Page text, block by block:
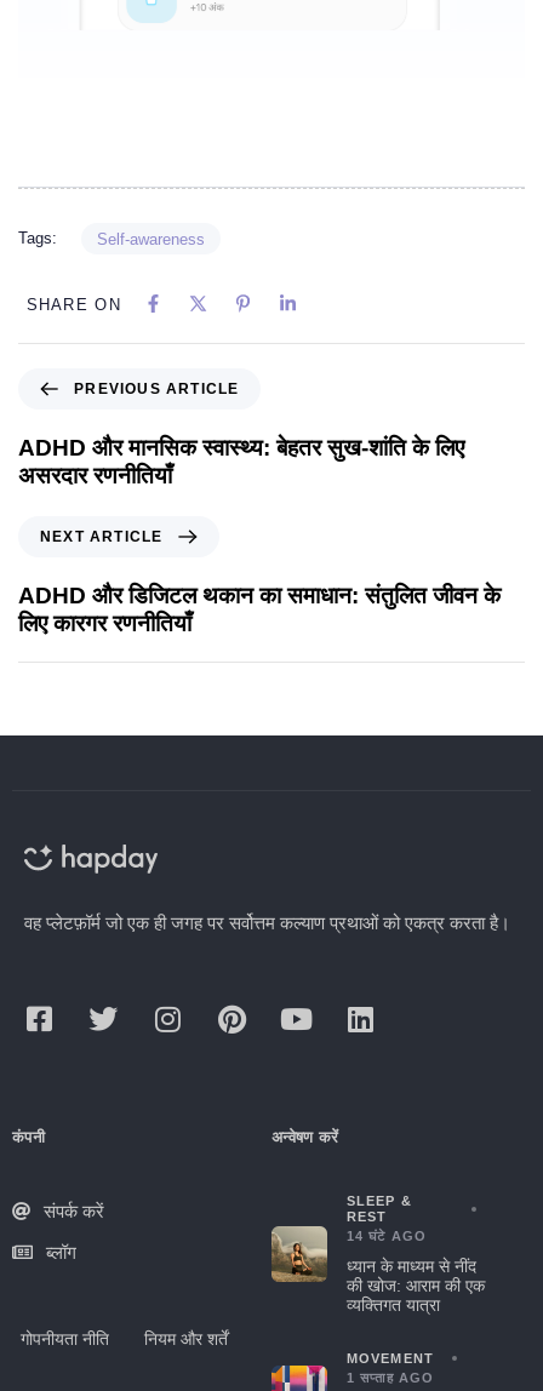
Tags: Self-awareness
SHARE ON
PREVIOUS ARTICLE
ADHD और मानसिक स्वास्थ्य: बेहतर सुख-शांति के लिए
असरदार रणनीतियाँ
NEXT ARTICLE
ADHD और डिजिटल थकान का समाधान: संतुलित जीवन के
लिए कारगर रणनीतियाँ
वह प्लेटफ़ॉर्म जो एक ही जगह पर सर्वोत्तम कल्याण प्रथाओं को एकत्र करता है।
कंपनी
संपर्क करें
ब्लॉग
गोपनीयता नीति नियम और शर्तें
अन्वेषण करें
SLEEP &
REST
14 घंटे AGO
ध्यान के माध्यम से नींद
की खोज: आराम की एक
व्यक्तिगत यात्रा
MOVEMENT
1 सप्ताह AGO